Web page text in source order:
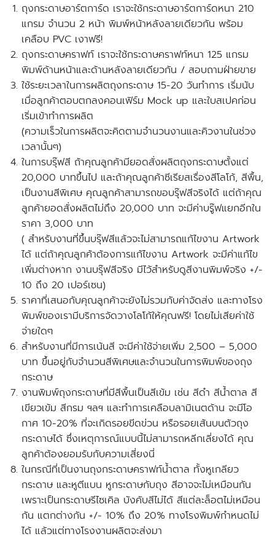
ถุงกระดาษอาร์ตการ์ด เราจะใช้กระดาษอาร์ตการ์ดหนา 210
แกรม จำนวน 2 หน้า พิมพ์หน้าหลังลายเดียวกัน พร้อม
เคลือบ PVC เงาฟรี!
ถุงกระดาษคราฟท์ เราจะใช้กระดาษคราฟท์หนา 125 แกรม
พิมพ์ด้านหน้าและด้านหลังลายเดียวกัน / สอบถามฝ่ายขาย
ใช้ระยะเวลาในการผลิตถุงกระดาษ 15-20 วันทำการ เริ่มนับ
เมื่อลูกค้าตอบตกลงคอนเฟิร์ม Mock up และใบสเปคก่อน
เริ่มเข้าทำการผลิต
(ความเร็วในการผลิตจะคิดตามจำนวนงานและคิวงานในช่วง
เวลานั้นๆ)
ในการบรุ๊ฟสี ถ้าคุณลูกค้ามียอดสั่งผลิตถุงกระดาษตั้งแต่
20,000 บาทขึ้นไป และถ้าคุณลูกค้าซีเรียสเรื่องสีโลโก้, สีพื้น,
เป็นงานสีพิเศษ คุณลูกค้าสามารถขอบรุ๊ฟสีจริงได้ แต่ถ้าคุณ
ลูกค้ายอดสั่งผลิตไม่ถึง 20,000 บาท จะมีค่าบรู๊ฟแยกอีกใน
ราคา 3,000 บาท
( สำหรับงานที่ขึ้นบรุ๊ฟสีแล้วจะไม่สามารถแก้ไขงาน Artwork
ได้ แต่ถ้าคุณลูกค้าต้องการแก้ไขงาน Artwork จะมีค่าแก้ไข
เพิ่มต่างหาก งานบรุ๊ฟสีจริง มีไว้สำหรับดูสีงานพิมพ์จริง +/-
10 ถึง 20 เปอร์เซน)
ราคาที่เสนอกับคุณลูกค้าจะยังไม่รวมกับค่าจัดส่ง และทางโรง
พิมพ์ของเรามีบริการจัดวางโลโก้ให้คุณฟรี!โดยไม่เสียค่าใช้
จ่ายใดๆ
สำหรับงานที่มีการเน้นสี จะมีค่าใช้จ่ายเพิ่ม 2,500 – 5,000
บาท ขึ้นอยู่กับจำนวนสีพิเศษและจำนวนในการพิมพ์ของถุง
กระดาษ
งานพิมพ์ถุงกระดาษที่มีสีพื้นเป็นสีเข้ม เช่น สีดำ สีน้ำตาล สี
เขียวเข้ม สีกรม ฯลฯ และทำการเคลือบลามิเนตด้าน จะมีโอ
กาศ 10-20% ที่จะเกิดรอยขีดข่วน หรือรอยเส้นบนตัวถุง
กระดาษได้ ซึ่งเหตุการณ์แบบนี้ไม่สามารถหลีกเลี่ยงได้ คุณ
ลูกค้าต้องยอมรับกับความเสี่ยงนี่
ในกรณีที่เป็นงานถุงกระดาษคราฟท์น้ำตาล ทั้งหูเกลียว
กระดาษ และหูตีแบน หูกระดาษกับถุง สีอาจจะไม่เหมือนกัน
เพราะเป็นกระดาษรีไซเคิล บังคับสีไม่ได้ สีแต่ละล็อตไม่เหมือน
กัน แตกต่างกัน +/- 10% ถึง 20% ทางโรงพิมพ์กำหนดไม่
ได้ แล้วแต่ทางโรงงานผลิตจะส่งมา